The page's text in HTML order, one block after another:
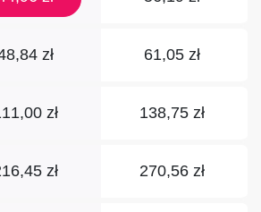
zł 61,05 zł
zł 138,75 zł
zł 270,56 zł